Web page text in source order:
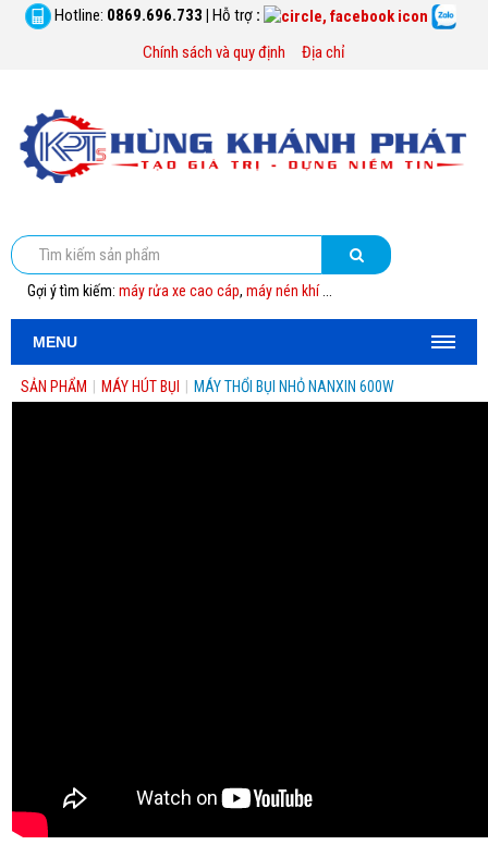
Hotline: 0869.696.733 | Hỗ trợ :
Chính sách và quy định
Địa chỉ
Gợi ý tìm kiếm: máy rửa xe cao cáp, máy nén khí...
MENU
SẢN PHẨM MÁY HÚT BỤI MÁY THỔI BỤI NHỎ NANXIN 600W